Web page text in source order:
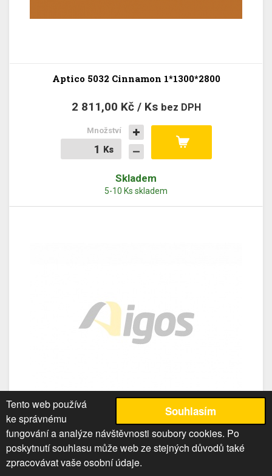
Souhlasím
Tento web používá
ke správnému
fungování a analýze návštěvnosti soubory cookies. Po
poskytnutí souhlasu může web ze stejných důvodů také
zpracovávat vaše osobní údaje.
Aptico 5032 Cinnamon 1*1300*2800
2 811,00 Kč / Ks bez DPH
Ks
Ks
Množství
Skladem
5-10 Ks skladem
Laminát Arctic WHITE 0606 FH 1*1300*2800
Standard